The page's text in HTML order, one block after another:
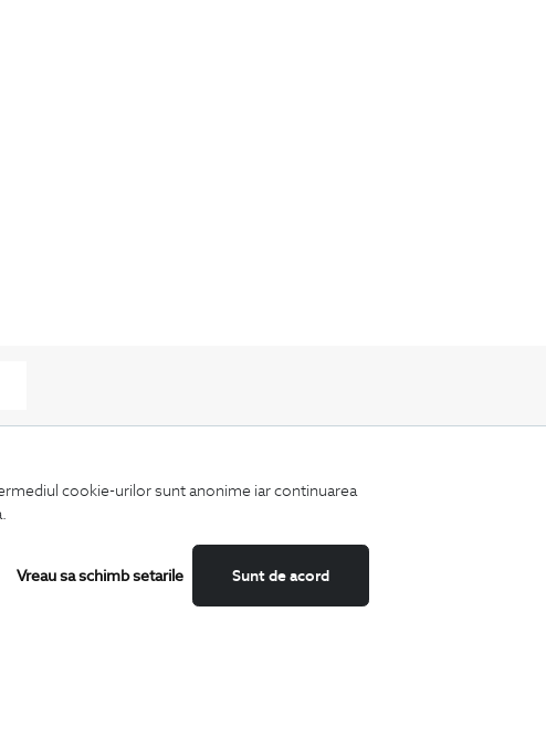
cookie-urilor sunt anonime iar continuarea
Sunt de acord
Vreau sa schimb setarile
Fii mereu la curent cu noutatile noastre,